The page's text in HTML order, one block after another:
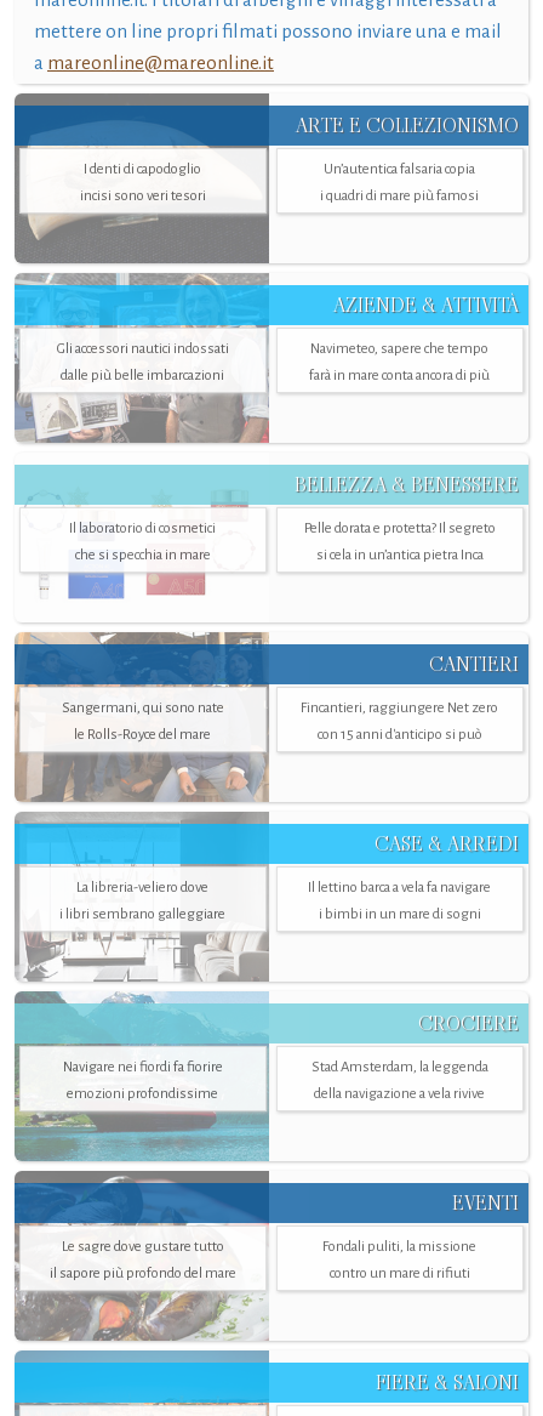
mettere on line propri filmati possono inviare una e mail
a mareonline@mareonline.it
ARTE E COLLEZIONISMO
I denti di capodoglio
incisi sono veri tesori
Un’autentica falsaria copia
i quadri di mare più famosi
AZIENDE & ATTIVITÀ
Gli accessori nautici indossati
dalle più belle imbarcazioni
Navimeteo, sapere che tempo
farà in mare conta ancora di più
BELLEZZA & BENESSERE
Il laboratorio di cosmetici
che si specchia in mare
Pelle dorata e protetta? Il segreto
si cela in un’antica pietra Inca
CANTIERI
Sangermani, qui sono nate
le Rolls-Royce del mare
Fincantieri, raggiungere Net zero
con 15 anni d'anticipo si può
CASE & ARREDI
La libreria-veliero dove
i libri sembrano galleggiare
Il lettino barca a vela fa navigare
i bimbi in un mare di sogni
CROCIERE
Navigare nei fiordi fa fiorire
emozioni profondissime
Stad Amsterdam, la leggenda
della navigazione a vela rivive
EVENTI
Le sagre dove gustare tutto
il sapore più profondo del mare
Fondali puliti, la missione
contro un mare di rifiuti
FIERE & SALONI